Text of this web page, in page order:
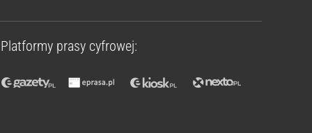
Platformy prasy cyfrowej: